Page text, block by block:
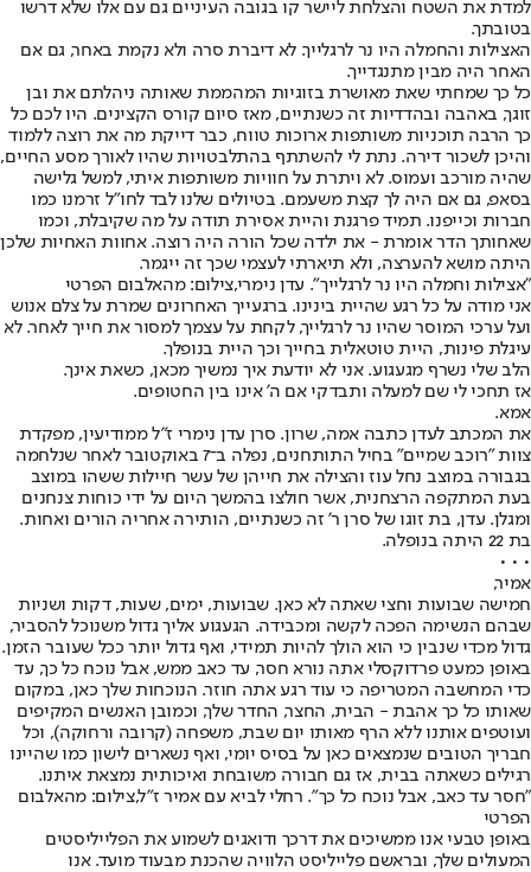
למדת את השטח והצלחת ליישר קו בגובה העיניים גם עם אלו שלא דרשו
בטובתך.
האצילות והחמלה היו נר לרגלייך. לא דיברת סרה ולא נקמת באחר, גם אם
האחר היה מבין מתנגדייך.
כל כך שמחתי שאת מאושרת בזוגיות המהממת שאותה ניהלתם את ובן
זוגך, באהבה ובהדדיות זה כשנתיים, מאז סיום קורס הקצינים. היו לכם כל
כך הרבה תוכניות משותפות ארוכות טווח, כבר דייקת מה את רוצה ללמוד
והיכן לשכור דירה. נתת לי להשתתף בהתלבטויות שהיו לאורך מסע החיים,
שהיה מורכב ועמוס. לא ויתרת על חוויות משותפות איתי, למשל גלישה
בסאפ, גם אם היה לך קצת משעמם. בטיולים שלנו לבד לחו"ל זרמנו כמו
חברות וכייפנו. תמיד פרגנת והיית אסירת תודה על מה שקיבלת, וכמו
שאחותך הדר אומרת - את ילדה שכל הורה היה רוצה. אחוות האחיות שלכן
היתה מושא להערצה, ולא תיארתי לעצמי שכך זה ייגמר.
"אצילות וחמלה היו נר לרגלייך". עדן נימרי,צילום: מהאלבום הפרטי
אני מודה על כל רגע שהיית בינינו. ברגעייך האחרונים שמרת על צלם אנוש
ועל ערכי המוסר שהיו נר לרגלייך, לקחת על עצמך למסור את חייך לאחר. לא
עיגלת פינות, היית טוטאלית בחייך וכך היית בנופלך.
הלב שלי נשרף מגעגוע. אני לא יודעת איך נמשיך מכאן, כשאת אינך.
אז תחכי לי שם למעלה ותבדקי אם ה' אינו בין החטופים.
אמא.
את המכתב לעדן כתבה אמה, שרון. סרן עדן נימרי ז"ל ממודיעין, מפקדת
צוות "רוכב שמיים" בחיל התותחנים, נפלה ב־7 באוקטובר לאחר שנלחמה
בגבורה במוצב נחל עוז והצילה את חייהן של עשר חיילות ששהו במוצב
בעת המתקפה הרצחנית, אשר חולצו בהמשך היום על ידי כוחות צנחנים
ומגלן. עדן, בת זוגו של סרן ר' זה כשנתיים, הותירה אחריה הורים ואחות.
בת 22 היתה בנופלה.
• • •
אמיר,
חמישה שבועות וחצי שאתה לא כאן. שבועות, ימים, שעות, דקות ושניות
שבהם הנשימה הפכה לקשה ומכבידה. הגעגוע אליך גדול משנוכל להסביר,
גדול מכדי שנבין כי הוא הולך להיות תמידי, ואף גדול יותר ככל שעובר הזמן.
באופן כמעט פרדוקסלי אתה נורא חסר, עד כאב ממש, אבל נוכח כל כך, עד
כדי המחשבה המטריפה כי עוד רגע אתה חוזר. הנוכחות שלך כאן, במקום
שאותו כל כך אהבת - הבית, החצר, החדר שלך, וכמובן האנשים המקיפים
ועוטפים אותנו ללא הרף מאותו יום שבת, משפחה (קרובה ורחוקה), וכל
חבריך הטובים שנמצאים כאן על בסיס יומי, ואף נשארים לישון כמו שהיינו
רגילים כשאתה בבית, אז גם חבורה משובחת ואיכותית נמצאת איתנו.
"חסר עד כאב, אבל נוכח כל כך". רחלי לביא עם אמיר ז"ל,צילום: מהאלבום
הפרטי
באופן טבעי אנו ממשיכים את דרכך ודואגים לשמוע את הפלייליסטים
המעולים שלך, ובראשם פלייליסט הלוויה שהכנת מבעוד מועד. אנו